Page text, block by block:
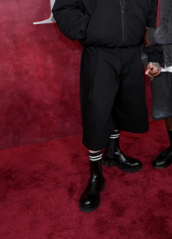
Turkuvaz Haberleşme ve
A.Ş. tarafından
https://vogue.com.tr/
üzerinden sunulan ürün ve
hizmetlere ilişkin reklam,
pazarlama ve kutlama/
amaçlı her türlü e-bülten/
elektronik ileti
yoluyla tarafıma
ve bu kapsamda/
soyad ve e-posta adresi
işlenmesine açık rıza
KAYDET